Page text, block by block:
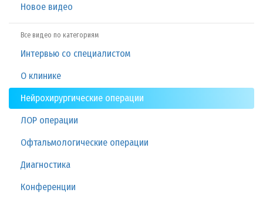
Новое видео
Все видео по категориям
Интервью со специалистом
О клинике
Нейрохирургические операции
ЛОР операции
Офтальмологические операции
Диагностика
Конференции